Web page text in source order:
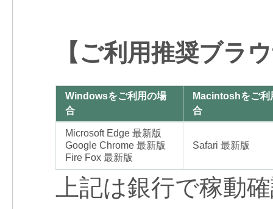
【ご利用推奨ブラ
Windowsをご利用の場
合
Macintoshをご利
合
Microsoft Edge 最新版
Google Chrome 最新版
Fire Fox 最新版
Safari 最新版
上記は銀行で稼動